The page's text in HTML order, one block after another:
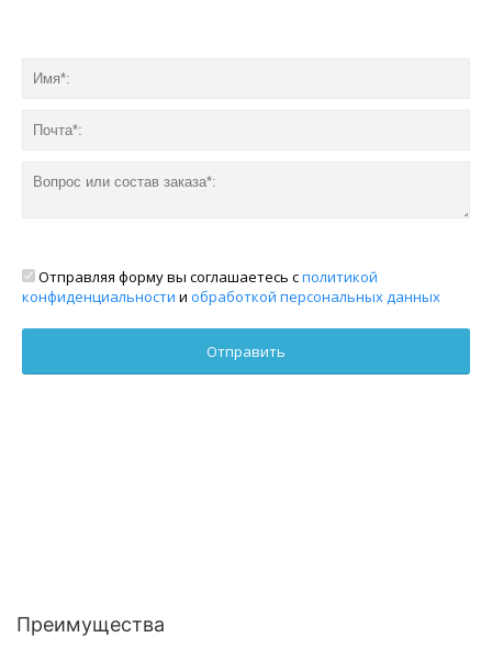
Отправляя форму вы соглашаетесь сполитикой
конфиденциальности и обработкой персональных данных
Преимущества